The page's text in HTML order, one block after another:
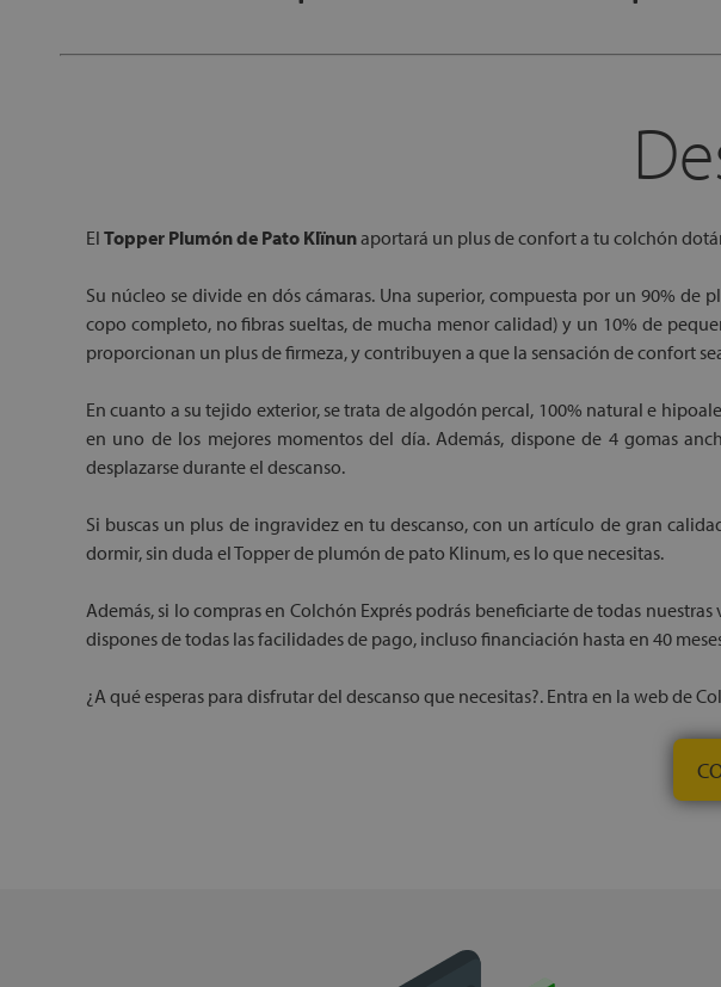
El Topper Plumón de Pato Klïnunaportará un plus de confort a tu colchón
Su núcleo se divide en dós cámaras. Una superior, compuesta por un 90%
copo completo, no fibras sueltas, de mucha menor calidad) y un 10% de
proporcionan un plus de firmeza, y contribuyen a que la sensación de confort
En cuanto a su tejido exterior, se trata de algodón percal, 100% natural e
en uno de los mejores momentos del día. Además, dispone de 4 gomas
desplazarse durante el descanso.
Si buscas un plus de ingravidez en tu descanso, con un artículo de gran
dormir, sin duda el Topper de plumón de pato Klinum, es lo que necesitas.
Además, si lo compras en Colchón Exprés podrás beneficiarte de todas
dispones de todas las facilidades de pago, incluso financiación hasta en 40
¿A qué esperas para disfrutar del descanso que necesitas?. Entra en la web de